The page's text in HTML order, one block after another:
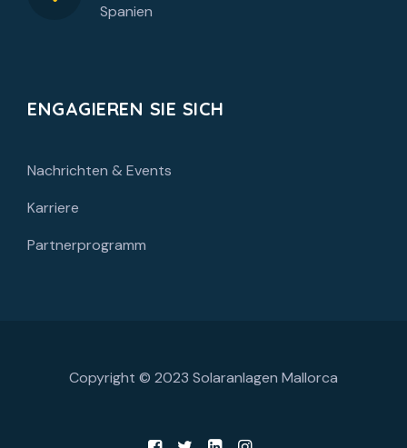
Spanien
ENGAGIEREN SIE SICH
Nachrichten & Events
Karriere
Partnerprogramm
Copyright © 2023 Solaranlagen Mallorca